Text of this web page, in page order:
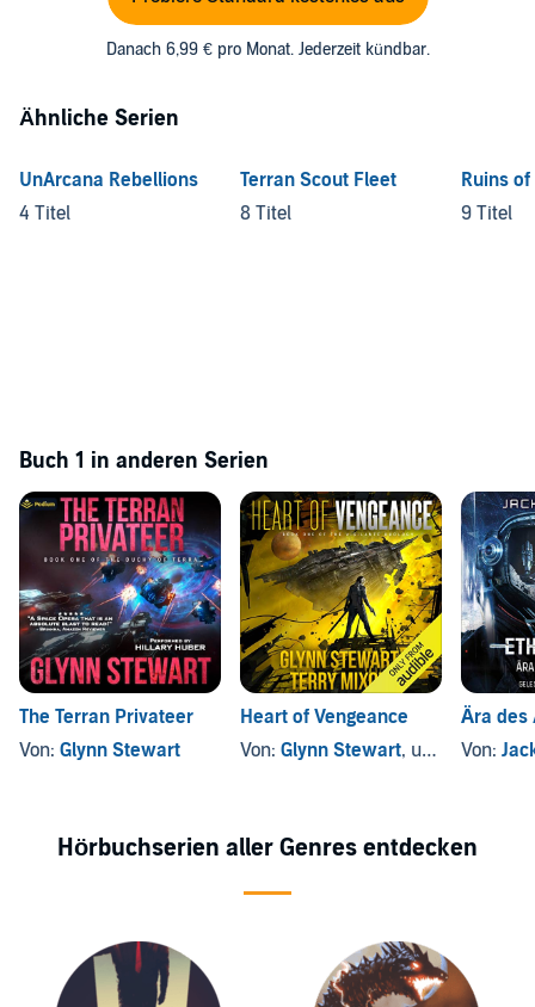
Danach 6,99 € pro Monat. Jederzeit kündbar.
Ähnliche Serien
UnArcana Rebellions
4 Titel
Terran Scout Fleet
8 Titel
Ruins
9 Titel
Buch 1 in anderen Serien
The Terran Privateer
Von: Glynn Stewart
Heart of Vengeance
Von: Glynn Stewart, und andere
Ära des
Von:
Hörbuchserien aller Genres entdecken